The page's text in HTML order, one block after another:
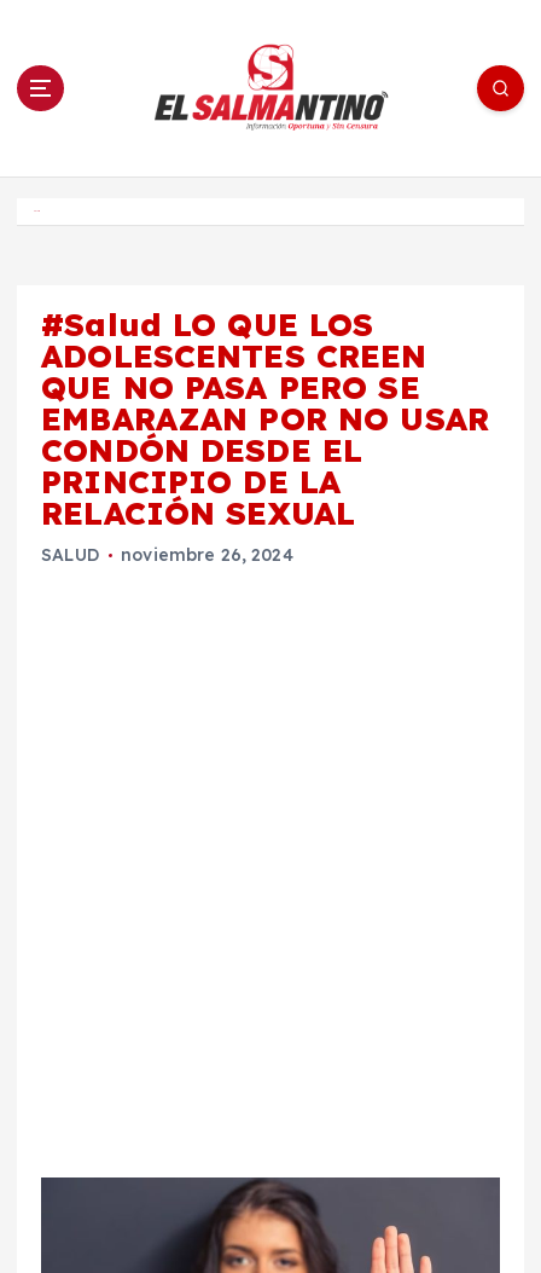
n El Salmantino - medios/noticias/editorial
#Salud LO QUE LOS
ADOLESCENTES CREEN
QUE NO PASA PERO SE
EMBARAZAN POR NO USAR
CONDÓN DESDE EL
PRINCIPIO DE LA
RELACIÓN SEXUAL
SALUD noviembre 26, 2024